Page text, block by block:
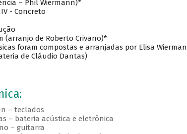
– Phil Wiermann)*
- Concreto
(arranjo de Roberto Crivano)*
foram compostas e arranjadas por Elisa
de Cláudio Dantas)
– teclados
– bateria acústica e eletrônica
– guitarra